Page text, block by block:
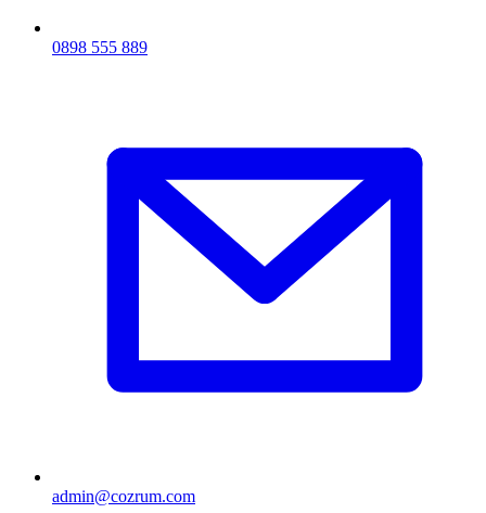
0898 555 889
admin@cozrum.com